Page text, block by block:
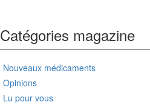
Catégories magazine
Nouveaux médicaments
Opinions
Lu pour vous